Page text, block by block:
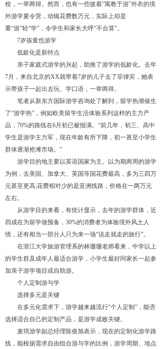
校，一举两得。然而，也有一些披着“寓教于游”外衣的境
外游学夏令营，动辄花费数万元，实际上却是
重“游”轻“学” ，令学生和家长大呼“不合算”。
7岁孩童也游学
低龄化是新特点
亲子家庭式游学的兴起，助推了游学的低龄化。去年
7月，来自北京的XX就带着7岁的儿子去了菲律宾，她表
示带孩子一起出去玩、学口语，一举两得。
笔者从新东方国际游学咨询处了解到，留学热潮催生
了“游学热” ，例如欧美留学生活体验系列这样的主力产
品 ， 70%的路线在6月初已被报满。 “前几年，初三、高中
学生是游学主力军，现在年龄有所下降，初一甚至小学生
群体逐渐抢滩市场。 ”
游学目的地主要以英语国家为主。以为期两周的游学
为例，去美国、加拿大、英国等国花费最高，多为三四万
元甚至更高;花费相对少的是亚洲线路，价格在一两万元
左右。
从游学目的来看，有统计显示，去年的游学群体，近
四成在为留学做预备 ， 30%的消费者为体验境外风土人
情，还有相当一部分人只为来一场“说走就走的旅行”。
在浙江大学旅游管理系的林珊珊老师看来，中学以上
的学生群及成年人最适合游学，小学生最好同家长一起参
加亲子游学项目或自助游。
个人定制游与学
选择多元是关键
在多元化需求下，游学越来越流行“个人定制 ” ，能否
选择适合自己的定制产品，是游学成败关键。
麦琪游学副总经理陈俊旭表示，现在的定制化游学路
线，能根据需求自由组合游与学的比例，游学周期、地点